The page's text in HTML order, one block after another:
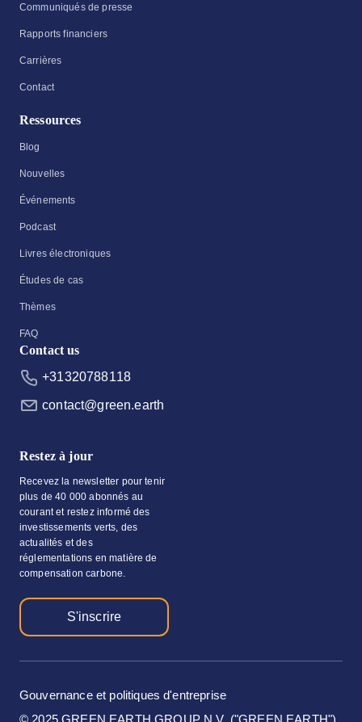
Communiqués de presse
Rapports financiers
Carrières
Contact
Ressources
Blog
Nouvelles
Événements
Podcast
Livres électroniques
Études de cas
Thèmes
FAQ
Contact us
+31320788118
contact@green.earth
Restez à jour
Recevez la newsletter pour tenir
plus de 40 000 abonnés au
courant et restez informé des
investissements verts, des
actualités et des
réglementations en matière de
compensation carbone.
S'inscrire
Gouvernance et politiques d'entreprise